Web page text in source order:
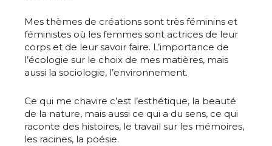
Mes thèmes de créations sont très féminins et
féministes où les femmes sont actrices de leur
corps et de leur savoir faire. L’importance de
l’écologie sur le choix de mes matières, mais
aussi la sociologie, l’environnement.
Ce qui me chavire c’est l’esthétique, la beauté
de la nature, mais aussi ce qui a du sens, ce qui
raconte des histoires, le travail sur les mémoires,
les racines, la poésie.